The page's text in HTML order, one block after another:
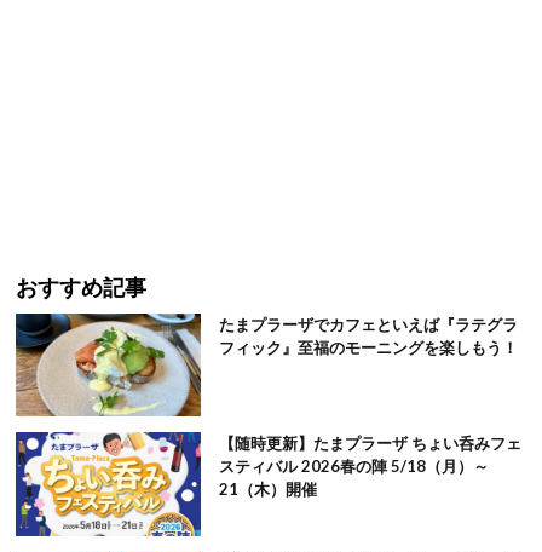
おすすめ記事
たまプラーザでカフェといえば『ラテグラ
フィック』至福のモーニングを楽しもう！
【随時更新】たまプラーザ ちょい呑みフェ
スティバル 2026春の陣 5/18（月）～
21（木）開催